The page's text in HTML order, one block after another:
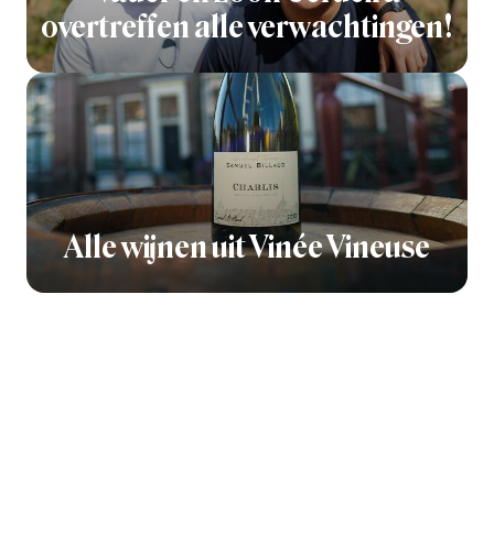
overtreffen alle verwachtingen!
Alle wijnen uit Vinée Vineuse